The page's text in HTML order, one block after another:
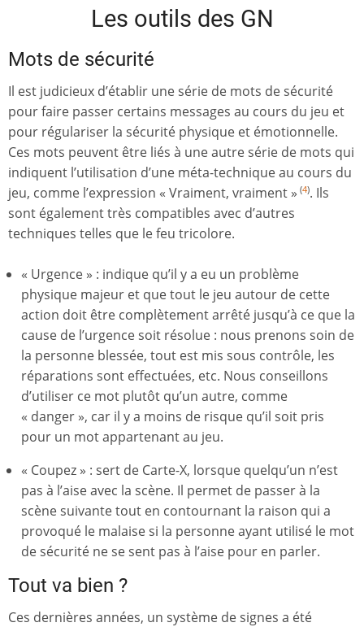
Les outils des GN
Mots de sécurité
Il est judicieux d’établir une série de mots de sécurité
pour faire passer certains messages au cours du jeu et
pour régulariser la sécurité physique et émotionnelle.
Ces mots peuvent être liés à une autre série de mots qui
indiquent l’utilisation d’une méta-technique au cours du
jeu, comme l’expression « Vraiment, vraiment » (4). Ils
sont également très compatibles avec d’autres
techniques telles que le feu tricolore.
« Urgence » : indique qu’il y a eu un problème
physique majeur et que tout le jeu autour de cette
action doit être complètement arrêté jusqu’à ce que la
cause de l’urgence soit résolue : nous prenons soin de
la personne blessée, tout est mis sous contrôle, les
réparations sont effectuées, etc. Nous conseillons
d’utiliser ce mot plutôt qu’un autre, comme
« danger », car il y a moins de risque qu’il soit pris
pour un mot appartenant au jeu.
« Coupez » : sert de Carte-X, lorsque quelqu’un n’est
pas à l’aise avec la scène. Il permet de passer à la
scène suivante tout en contournant la raison qui a
provoqué le malaise si la personne ayant utilisé le mot
de sécurité ne se sent pas à l’aise pour en parler.
Tout va bien ?
Ces dernières années, un système de signes a été